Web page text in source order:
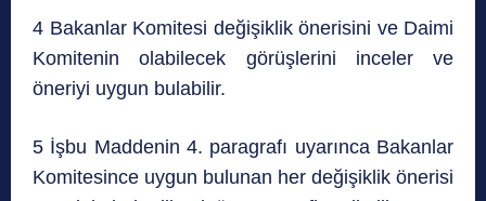
4 Bakanlar Komitesi değişiklik önerisini ve Daimi
Komitenin olabilecek görüşlerini inceler ve
öneriyi uygun bulabilir.
5 İşbu Maddenin 4. paragrafı uyarınca Bakanlar
Komitesince uygun bulunan her değişiklik önerisi